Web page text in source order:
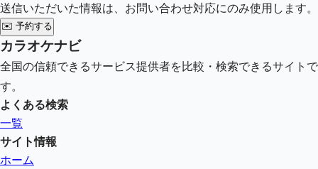
送信いただいた情報は、お問い合わせ対応にのみ使用します。
✉️ 予約する
カラオケナビ
全国の信頼できるサービス提供者を比較・検索できるサイトで
す。
よくある検索
一覧
サイト情報
ホーム